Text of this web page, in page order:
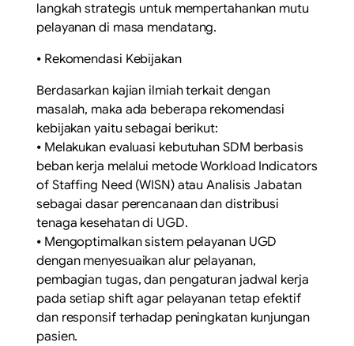
langkah strategis untuk mempertahankan mutu
pelayanan di masa mendatang.
⦁ Rekomendasi Kebijakan
Berdasarkan kajian ilmiah terkait dengan
masalah, maka ada beberapa rekomendasi
kebijakan yaitu sebagai berikut:
⦁ Melakukan evaluasi kebutuhan SDM berbasis
beban kerja melalui metode Workload Indicators
of Staffing Need (WISN) atau Analisis Jabatan
sebagai dasar perencanaan dan distribusi
tenaga kesehatan di UGD.
⦁ Mengoptimalkan sistem pelayanan UGD
dengan menyesuaikan alur pelayanan,
pembagian tugas, dan pengaturan jadwal kerja
pada setiap shift agar pelayanan tetap efektif
dan responsif terhadap peningkatan kunjungan
pasien.